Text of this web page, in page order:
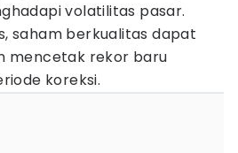
volatilitas pasar.
saham berkualitas dapat
mencetak rekor baru
koreksi.